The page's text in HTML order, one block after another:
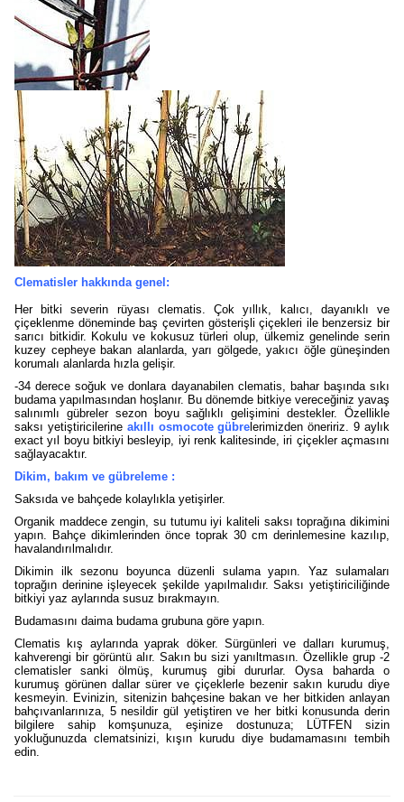
Clematisler hakkında genel:
Her bitki severin rüyası clematis. Çok yıllık, kalıcı, dayanıklı ve
çiçeklenme döneminde baş çevirten gösterişli çiçekleri ile benzersiz bir
sarıcı bitkidir. Kokulu ve kokusuz türleri olup, ülkemiz genelinde serin
kuzey cepheye bakan alanlarda, yarı gölgede, yakıcı öğle güneşinden
korumalı alanlarda hızla gelişir.
-34 derece soğuk ve donlara dayanabilen clematis, bahar başında sıkı
budama yapılmasından hoşlanır. Bu dönemde bitkiye vereceğiniz yavaş
salınımlı gübreler sezon boyu sağlıklı gelişimini destekler. Özellikle
saksı yetiştiricilerine akıllı osmocote gübre lerimizden öneririz. 9 aylık
exact yıl boyu bitkiyi besleyip, iyi renk kalitesinde, iri çiçekler açmasını
sağlayacaktır.
Dikim, bakım ve gübreleme :
Saksıda ve bahçede kolaylıkla yetişirler.
Organik maddece zengin, su tutumu iyi kaliteli saksı toprağına dikimini
yapın. Bahçe dikimlerinden önce toprak 30 cm derinlemesine kazılıp,
havalandırılmalıdır.
Dikimin ilk sezonu boyunca düzenli sulama yapın. Yaz sulamaları
toprağın derinine işleyecek şekilde yapılmalıdır. Saksı yetiştiriciliğinde
bitkiyi yaz aylarında susuz bırakmayın.
Budamasını daima budama grubuna göre yapın.
Clematis kış aylarında yaprak döker. Sürgünleri ve dalları kurumuş,
kahverengi bir görüntü alır. Sakın bu sizi yanıltmasın. Özellikle grup -2
clematisler sanki ölmüş, kurumuş gibi dururlar. Oysa baharda o
kurumuş görünen dallar sürer ve çiçeklerle bezenir sakın kurudu diye
kesmeyin. Evinizin, sitenizin bahçesine bakan ve her bitkiden anlayan
bahçıvanlarınıza, 5 nesildir gül yetiştiren ve her bitki konusunda derin
bilgilere sahip komşunuza, eşinize dostunuza; LÜTFEN sizin
yokluğunuzda clematsinizi, kışın kurudu diye budamamasını tembih
edin.